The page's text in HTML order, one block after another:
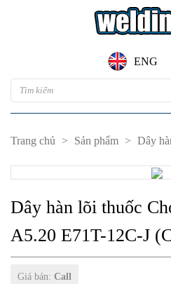
ENG
Trang chủ > Sản phẩm > Dây
Dây hàn lõi thuốc
A5.20 E71T-12C-J
Giá bán: Call